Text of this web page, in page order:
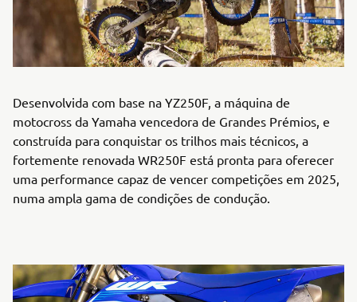
Desenvolvida com base na YZ250F, a máquina de
motocross da Yamaha vencedora de Grandes Prémios, e
construída para conquistar os trilhos mais técnicos, a
fortemente renovada WR250F está pronta para oferecer
uma performance capaz de vencer competições em 2025,
numa ampla gama de condições de condução.